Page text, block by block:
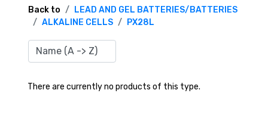
TERMS OF SERVICE
Back to
LEAD AND GEL BATTERIES/BATTERIES
ALKALINE CELLS
PX28L
There are currently no products of this type.